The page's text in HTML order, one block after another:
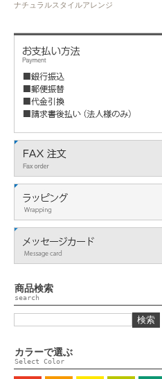
ナチュラルスタイルアレンジ
商品検索
search
カラーで選ぶ
Select Color